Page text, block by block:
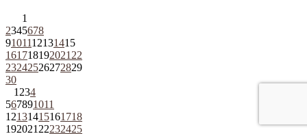
1
2345678
9101112131415
161718192021 22
23242526272829
30
1 234
567891011
12131415161718
192021 22232425